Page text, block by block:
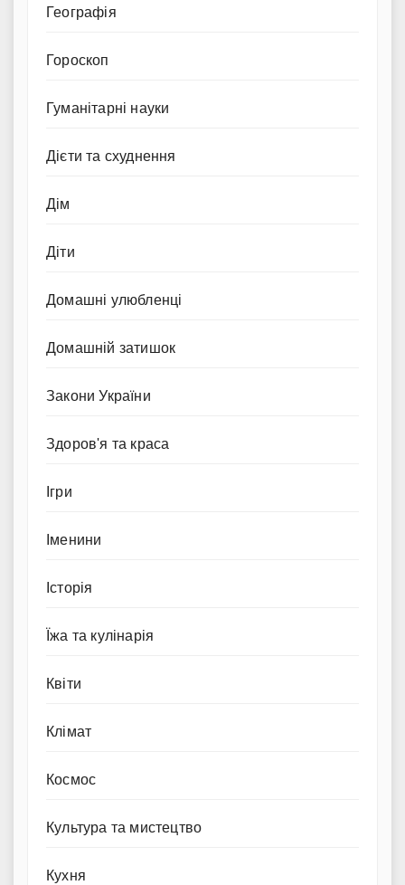
Географія
Гороскоп
Гуманітарні науки
Дієти та схуднення
Дім
Діти
Домашні улюбленці
Домашній затишок
Закони України
Здоров'я та краса
Ігри
Іменини
Історія
Їжа та кулінарія
Квіти
Клімат
Космос
Культура та мистецтво
Кухня